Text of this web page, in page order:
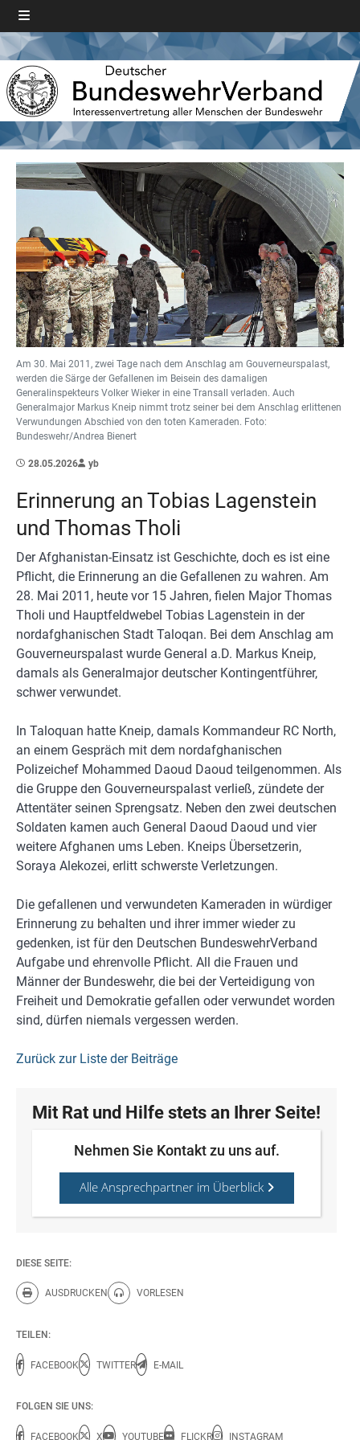
Am 30. Mai 2011, zwei Tage nach dem Anschlag am Gouverneurspalast,
werden die Särge der Gefallenen im Beisein des damaligen
Generalinspekteurs Volker Wieker in eine Transall verladen. Auch
Generalmajor Markus Kneip nimmt trotz seiner bei dem Anschlag erlittenen
Verwundungen Abschied von den toten Kameraden. Foto:
Bundeswehr/Andrea Bienert
28.05.2026 yb
Erinnerung an Tobias Lagenstein
und Thomas Tholi
Der Afghanistan-Einsatz ist Geschichte, doch es ist eine
Pflicht, die Erinnerung an die Gefallenen zu wahren. Am
28. Mai 2011, heute vor 15 Jahren, fielen Major Thomas
Tholi und Hauptfeldwebel Tobias Lagenstein in der
nordafghanischen Stadt Taloqan. Bei dem Anschlag am
Gouverneurspalast wurde General a.D. Markus Kneip,
damals als Generalmajor deutscher Kontingentführer,
schwer verwundet.
In Taloquan hatte Kneip, damals Kommandeur RC North,
an einem Gespräch mit dem nordafghanischen
Polizeichef Mohammed Daoud Daoud teilgenommen. Als
die Gruppe den Gouverneurspalast verließ, zündete der
Attentäter seinen Sprengsatz. Neben den zwei deutschen
Soldaten kamen auch General Daoud Daoud und vier
weitere Afghanen ums Leben. Kneips Übersetzerin,
Soraya Alekozei, erlitt schwerste Verletzungen.
Die gefallenen und verwundeten Kameraden in würdiger
Erinnerung zu behalten und ihrer immer wieder zu
gedenken, ist für den Deutschen BundeswehrVerband
Aufgabe und ehrenvolle Pflicht. All die Frauen und
Männer der Bundeswehr, die bei der Verteidigung von
Freiheit und Demokratie gefallen oder verwundet worden
sind, dürfen niemals vergessen werden.
Zurück zur Liste der Beiträge
Mit Rat und Hilfe stets an Ihrer Seite!
Nehmen Sie Kontakt zu uns auf.
Alle Ansprechpartner im Überblick
DIESE SEITE:
AUSDRUCKEN
Diese Seite drucken.
VORLESEN
Diese Seite vorlesen.
TEILEN:
FACEBOOK TWITTER E-MAIL
FOLGEN SIE UNS:
FACEBOOK X YOUTUBE FLICKR INSTAGRAM